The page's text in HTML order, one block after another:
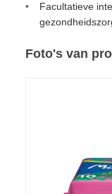
Facultatieve
Foto's van